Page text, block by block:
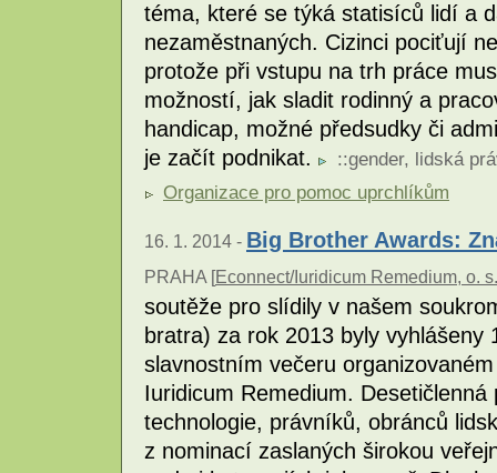
téma, které se týká statisíců lidí a
nezaměstnaných. Cizinci pociťují
protože při vstupu na trh práce
možností, jak sladit rodinný a
handicap, možné předsudky či
je začít podnikat.
::gender, lidská
Organizace pro pomoc uprchlíkům
16. 1. 2014 - Big Brother Awards:
PRAHA [Econnect/Iuridicum Remedium, o. s.
soutěže pro slídily v našem
bratra) za rok 2013 byly
slavnostním večeru
Iuridicum Remedium.
technologie, právníků, obránců
z nominací zaslaných širokou